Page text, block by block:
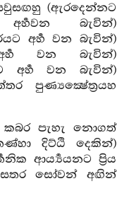
(ඇරදෙන්නට
අර්‍හවන බැවින්)
අර්‍හ වන බැවින්)
වන බැවින්)
අර්‍හ වන බැවින්)
පුණ්‍යක්‍ෂේත්‍රයහ
පැහැ නොගත්
දිට්ඨි දෙකින්)
ආර්‍ය්‍යයනට ප්‍රිය
සතර සෝවන් අඟින්